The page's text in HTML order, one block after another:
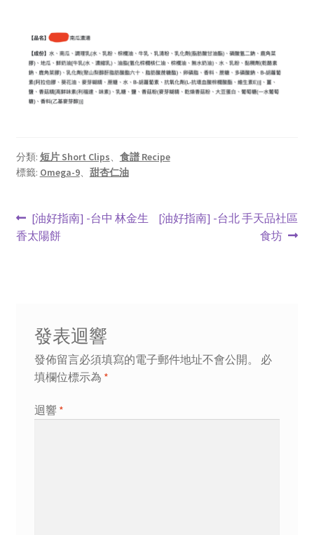
分類: 短片 Short Clips、 食譜 Recipe
標籤: Omega-9、 甜杏仁油
[油好指南] -台中 林金生
香太陽餅
[油好指南] -台北 手天品社區
食坊
發表迴響
發佈留言必須填寫的電子郵件地址不會公開。
必
填欄位標示為 *
迴響 *